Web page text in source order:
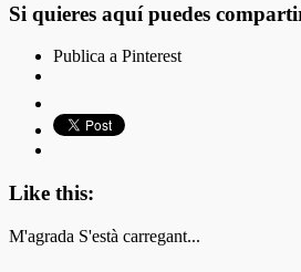
Si quieres aquí puedes
Publica a Pinterest
Like this:
M'agrada S'està carregant...